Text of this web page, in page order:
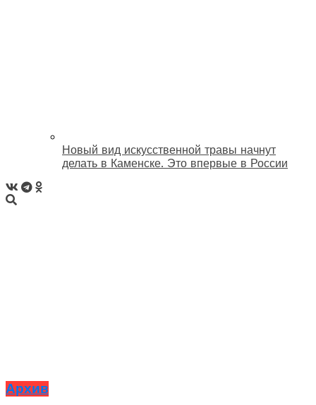
Новый вид искусственной травы начнут
делать в Каменске. Это впервые в России
Архив